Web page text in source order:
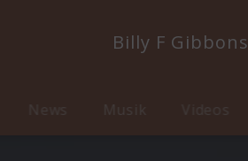
Billy F Gibbons
News Musik Videos